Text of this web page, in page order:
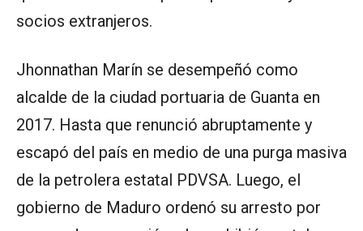
socios extranjeros.
Jhonnathan Marín se desempeñó como
alcalde de la ciudad portuaria de Guanta en
2017. Hasta que renunció abruptamente y
escapó del país en medio de una purga masiva
de la petrolera estatal PDVSA. Luego, el
gobierno de Maduro ordenó su arresto por